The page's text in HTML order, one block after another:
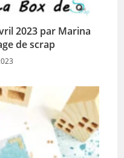
2023 par Marina
de scrap